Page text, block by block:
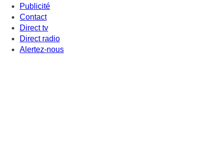
Publicité
Contact
Direct tv
Direct radio
Alertez-nous